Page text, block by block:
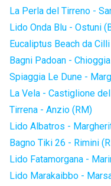
La Perla del Tirreno -
Lido Onda Blu - Ostuni
Eucaliptus Beach da
Bagni Padoan -
Spiaggia Le Dune -
La Vela - Castiglione
Tirrena - Anzio (RM)
Lido Albatros -
Bagno Tiki 26 - Rimini
Lido Fatamorgana -
Lido Marakaibbo -